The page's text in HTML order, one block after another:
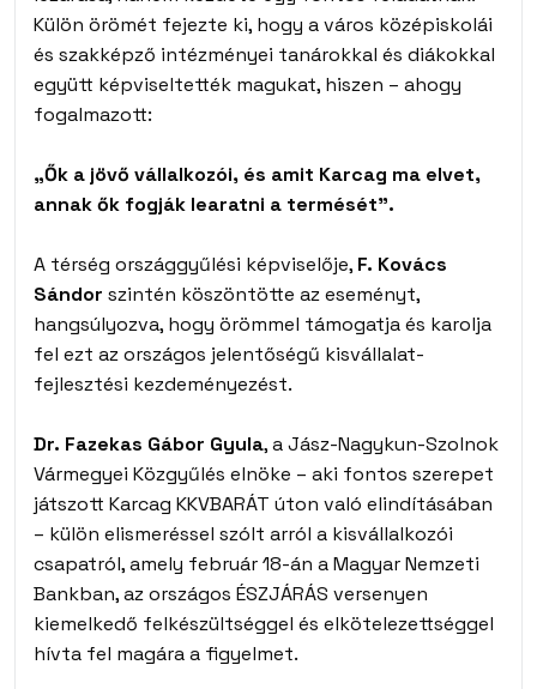
Külön örömét fejezte ki, hogy a város középiskolái
és szakképző intézményei tanárokkal és diákokkal
együtt képviseltették magukat, hiszen – ahogy
fogalmazott:
„Ők a jövő vállalkozói, és amit Karcag ma elvet,
annak ők fogják learatni a termését”.
A térség országgyűlési képviselője, F. Kovács
Sándor szintén köszöntötte az eseményt,
hangsúlyozva, hogy örömmel támogatja és karolja
fel ezt az országos jelentőségű kisvállalat-
fejlesztési kezdeményezést.
Dr. Fazekas Gábor Gyula, a Jász-Nagykun-Szolnok
Vármegyei Közgyűlés elnöke – aki fontos szerepet
játszott Karcag KKVBARÁT úton való elindításában
– külön elismeréssel szólt arról a kisvállalkozói
csapatról, amely február 18-án a Magyar Nemzeti
Bankban, az országos ÉSZJÁRÁS versenyen
kiemelkedő felkészültséggel és elkötelezettséggel
hívta fel magára a figyelmet.